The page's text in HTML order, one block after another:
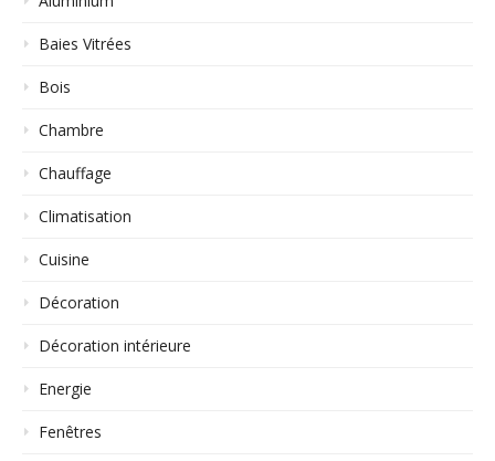
Baies Vitrées
Bois
Chambre
Chauffage
Climatisation
Cuisine
Décoration
Décoration intérieure
Energie
Fenêtres